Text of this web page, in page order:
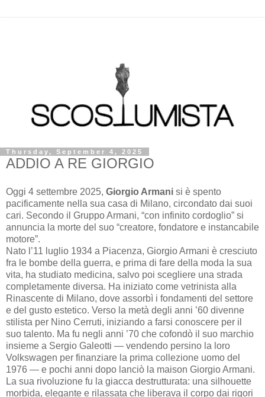
Thursday, September 4, 2025
ADDIO A RE GIORGIO
Oggi 4 settembre 2025, Giorgio Armani si è spento
pacificamente nella sua casa di Milano, circondato dai suoi
cari. Secondo il Gruppo Armani, “con infinito cordoglio” si
annuncia la morte del suo “creatore, fondatore e instancabile
motore”.
Nato l’11 luglio 1934 a Piacenza, Giorgio Armani è cresciuto
fra le bombe della guerra, e prima di fare della moda la sua
vita, ha studiato medicina, salvo poi scegliere una strada
completamente diversa. Ha iniziato come vetrinista alla
Rinascente di Milano, dove assorbì i fondamenti del settore
e del gusto estetico. Verso la metà degli anni ’60 divenne
stilista per Nino Cerruti, iniziando a farsi conoscere per il
suo talento. Ma fu negli anni ’70 che cofondò il suo marchio
insieme a Sergio Galeotti — vendendo persino la loro
Volkswagen per finanziare la prima collezione uomo del
1976 — e pochi anni dopo lanciò la maison Giorgio Armani.
La sua rivoluzione fu la giacca destrutturata: una silhouette
morbida, elegante e rilassata che liberava il corpo dai rigori